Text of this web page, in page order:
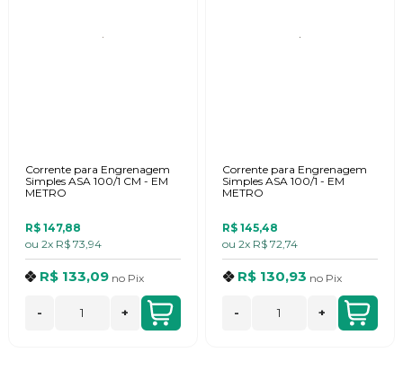
Corrente para Engrenagem
Simples ASA 100/1 CM - EM
METRO
R$ 147,88
ou 2x R$ 73,94
R$ 133,09 no Pix
- +
Corrente para Engrenagem
Simples ASA 100/1 - EM
METRO
R$ 145,48
ou 2x R$ 72,74
R$ 130,93 no Pix
- +